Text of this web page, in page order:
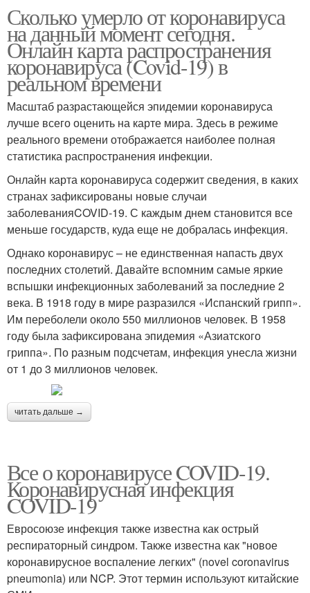
Сколько умерло от коронавируса
на данный момент сегодня.
Онлайн карта распространения
коронавируса (Covid-19) в
реальном времени
Масштаб разрастающейся эпидемии коронавируса
лучше всего оценить на карте мира. Здесь в режиме
реального времени отображается наиболее полная
статистика распространения инфекции.
Онлайн карта коронавируса содержит сведения, в каких
странах зафиксированы новые случаи
заболеванияCOVID-19. С каждым днем становится все
меньше государств, куда еще не добралась инфекция.
Однако коронавирус – не единственная напасть двух
последних столетий. Давайте вспомним самые яркие
вспышки инфекционных заболеваний за последние 2
века. В 1918 году в мире разразился «Испанский грипп».
Им переболели около 550 миллионов человек. В 1958
году была зафиксирована эпидемия «Азиатского
гриппа». По разным подсчетам, инфекция унесла жизни
от 1 до 3 миллионов человек.
читать дальше →
Все о коронавирусе COVID-19.
Коронавирусная инфекция
COVID-19
Евросоюзе инфекция также известна как острый
респираторный синдром. Также известна как "новое
коронавирусное воспаление легких" (novel coronavirus
pneumonia) или NCP. Этот термин используют китайские